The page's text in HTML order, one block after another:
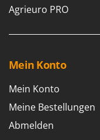
Agrieuro PRO
Mein Konto
Mein Konto
Meine Bestellungen
Abmelden